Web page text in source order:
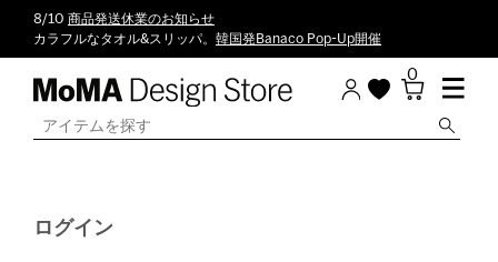
8/10 商品発送休業のお知らせ
カラフルなタオル&スリッパ。 韓国発Banaco Pop-Up開催
0
ログイン